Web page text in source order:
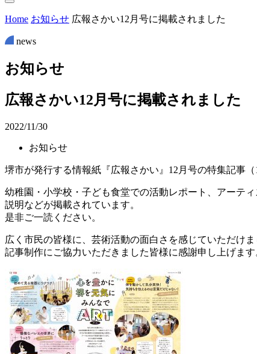
Home お知らせ 広報さかい12月号に掲載されました
news
お知らせ
広報さかい12月号に掲載されました
2022/11/30
お知らせ
堺市が発行する情報紙『広報さかい』12月号の特集記事
幼稚園・小学校・子ども食堂での活動レポート、アーテ
説明などが掲載されています。
是非ご一読ください。
広く市民の皆様に、芸術活動の面白さを感じていただけま
記事制作にご協力いただきました皆様に感謝申し上げます